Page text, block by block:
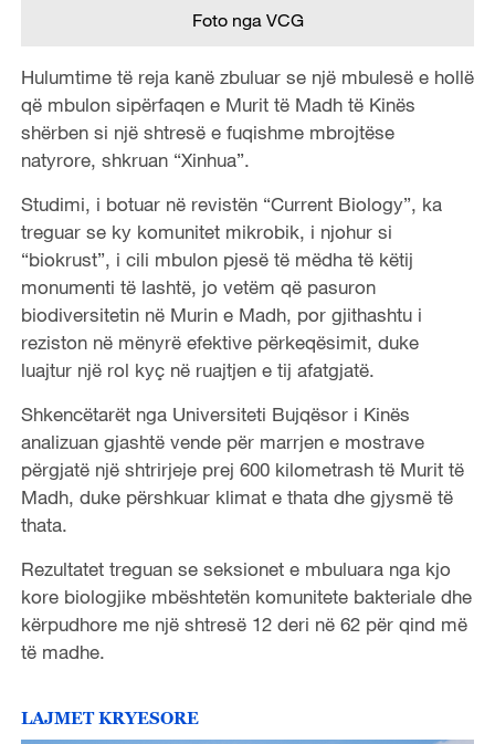
Foto nga VCG
Hulumtime të reja kanë zbuluar se një mbulesë e hollë
që mbulon sipërfaqen e Murit të Madh të Kinës
shërben si një shtresë e fuqishme mbrojtëse
natyrore, shkruan “Xinhua”.
Studimi, i botuar në revistën “Current Biology”, ka
treguar se ky komunitet mikrobik, i njohur si
“biokrust”, i cili mbulon pjesë të mëdha të këtij
monumenti të lashtë, jo vetëm që pasuron
biodiversitetin në Murin e Madh, por gjithashtu i
reziston në mënyrë efektive përkeqësimit, duke
luajtur një rol kyç në ruajtjen e tij afatgjatë.
Shkencëtarët nga Universiteti Bujqësor i Kinës
analizuan gjashtë vende për marrjen e mostrave
përgjatë një shtrirjeje prej 600 kilometrash të Murit të
Madh, duke përshkuar klimat e thata dhe gjysmë të
thata.
Rezultatet treguan se seksionet e mbuluara nga kjo
kore biologjike mbështetën komunitete bakteriale dhe
kërpudhore me një shtresë 12 deri në 62 për qind më
të madhe.
LAJMET KRYESORE